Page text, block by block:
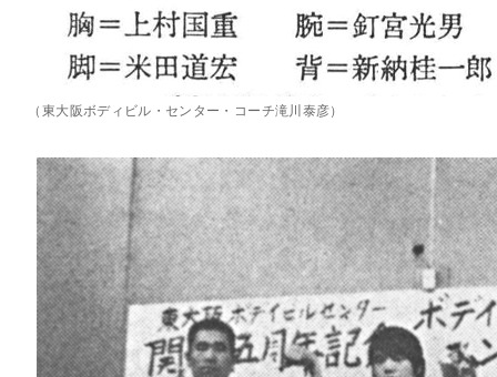
（東大阪ボディビル・センター・コーチ滝川泰彦）